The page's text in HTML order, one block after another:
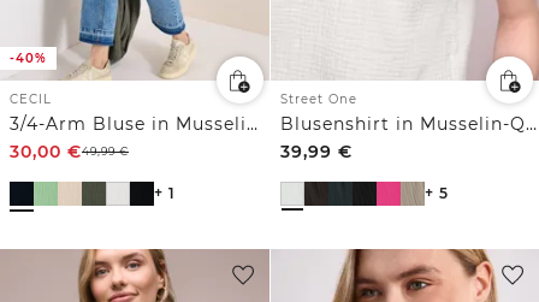
-40%
CECIL
3/4-Arm Bluse in Musselin-Qualität
30,00 €49,99€
+ 1
Street One
Blusenshirt in Musselin-Qualität
39,99 €
+ 5